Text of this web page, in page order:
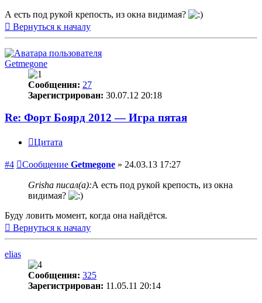
А есть под рукой крепость, из окна видимая?
Вернуться к началу
Getmegone
Сообщения: 27
Зарегистрирован: 30.07.12 20:18
Re: Форт Боярд 2012 — Игра пятая
Цитата
#4 Сообщение Getmegone » 24.03.13 17:27
Grisha писал(а):А есть под рукой крепость, из окна
видимая?
Буду ловить момент, когда она найдётся.
Вернуться к началу
elias
Сообщения: 325
Зарегистрирован: 11.05.11 20:14